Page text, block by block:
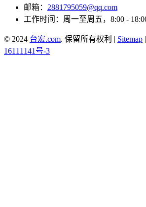
邮箱： 2881795059@qq.com
工作时间：周一至周五，8:00 -
© 2024 台宏.com. 保留所有权利 | Sitemap
16111141号-3